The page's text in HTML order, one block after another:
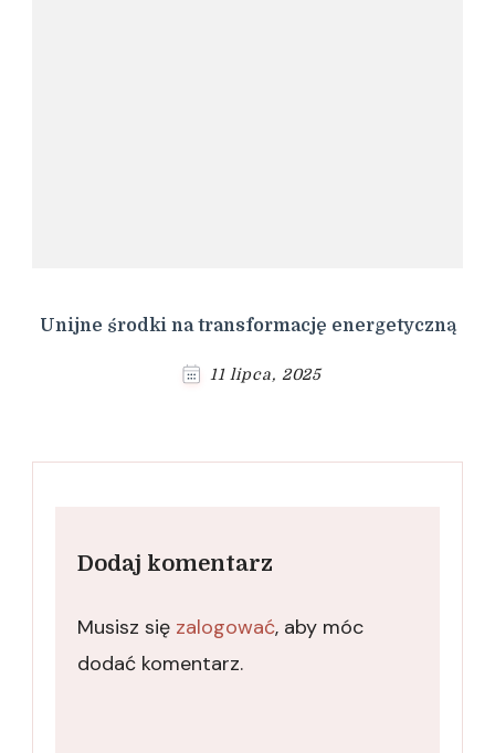
Unijne środki na transformację energetyczną
11 lipca, 2025
Dodaj komentarz
Musisz się zalogować, aby móc
dodać komentarz.